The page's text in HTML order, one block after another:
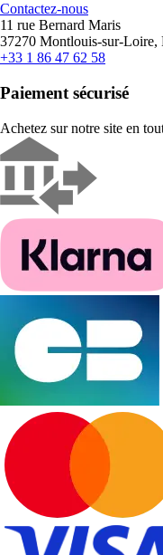
Contactez-nous
11 rue Bernard Maris
37270 Montlouis-sur-Loire,
+33 1 86 47 62 58
Paiement sécurisé
Achetez sur notre site en